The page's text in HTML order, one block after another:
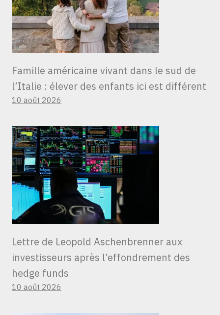
Famille américaine vivant dans le sud de
l’Italie : élever des enfants ici est différent
10 août 2026
Lettre de Leopold Aschenbrenner aux
investisseurs après l’effondrement des
hedge funds
10 août 2026